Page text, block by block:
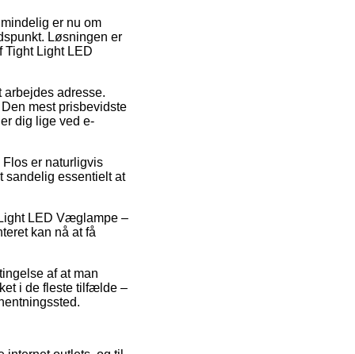
er nu om
Løsningen er
Light LED
arbejdes adresse.
mest prisbevidste
dig lige ved e-
er naturligvis
sandelig essentielt at
LED Væglampe –
kan nå at få
af at man
i de fleste tilfælde –